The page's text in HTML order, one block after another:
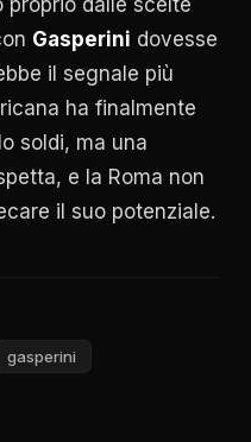
Gasperini dovesse
il segnale più
ha finalmente
soldi, ma una
e la Roma non
il suo potenziale.
gasperini